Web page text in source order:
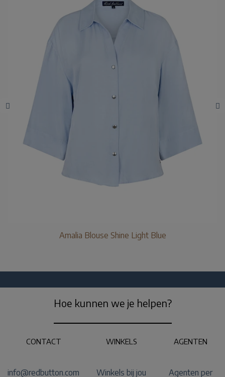
Amalia Blouse Shine Light Blue
Hoe kunnen we je helpen?
CONTACT
info@redbutton.com
WINKELS
Winkels bij jou
AGENTEN
Agenten per